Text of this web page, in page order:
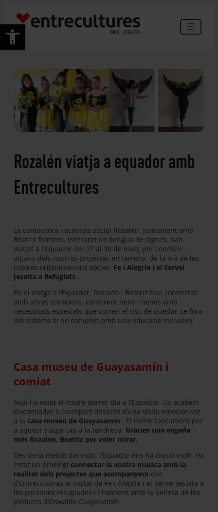
Obre la barra d'eines
contingut
Rozalén viatja a equador amb
Entrecultures
La cantautora i activista social Rozalén, juntament amb
Beatriz Romero, intèrpret de llengua de signes, han
viatjat a l’Equador del 27 al 30 de març per conèixer
alguns dels nostres projectes en terreny, de la mà de les
nostres organitzacions sòcies, Fe i Alegría i el Servei
Jesuïta a Refugiats .
En el viatge a l’Equador, Rozalén i Beatriz han connectat
amb altres contextos, coneixent nens i nenes amb
necessitats especials que corren el risc de quedar-se fora
del sistema si no compten amb una educació inclusiva.
Casa museu de Guayasamín i
comiat
Avui ha estat el vostre darrer dia a l’Equador. Us acabem
d’acomiadar a l’aeroport després d’una visita emocionant
a la casa museu de Guayasamín . El millor tancament per
a aquest viatge cap a la tendresa. Gràcies una vegada
més Rozalén, Beatriz per voler mirar.
Des de la meitat del món, l’Equador ens ha donat molt. Ha
estat un privilegi connectar la vostra música amb la
realitat dels projectes que acompanyem des
d’Entreculturas al costat de Fe i Alegria i el Servei Jesuïta a
les persones refugiades i finalment amb la bellesa de les
pintures d’Oswaldo Guayasamín.